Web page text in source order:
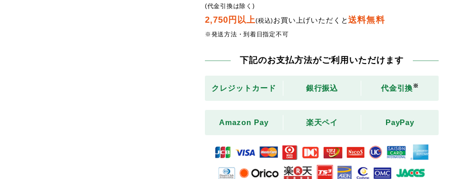
(代金引換は除く)
2,750円以上(税込)お買い上げいただくと送料無料
※発送方法・到着日指定不可
下記のお支払方法がご利用いただけます
クレジットカード 銀行振込 代金引換※
Amazon Pay 楽天ペイ PayPay